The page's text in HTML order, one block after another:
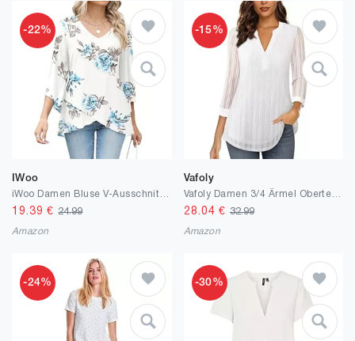
-22%
IWoo
19.39 €24.99
Amazon
-15%
Vafoly
28.04 € 32.99
Amazon
-24% -30%